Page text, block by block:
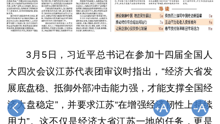
3月5日，习近平总书记在参加十四届全国人
大四次会议江苏代表团审议时指出，“经济大省发
展底盘稳、抵御外部冲击能力强，才能支撑全国经
济大盘稳定”，并要求江苏“在增强经济韧性上持续
用力”。这不仅是经济大省江苏一地的任务，更是